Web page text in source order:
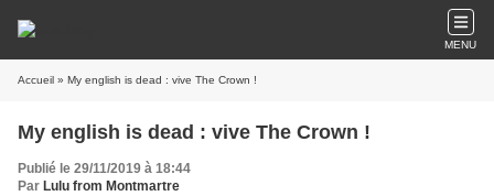
MENU
Accueil » My english is dead : vive The Crown !
My english is dead : vive The Crown !
Publié le 29/11/2019 à 18:44
Par Lulu from Montmartre